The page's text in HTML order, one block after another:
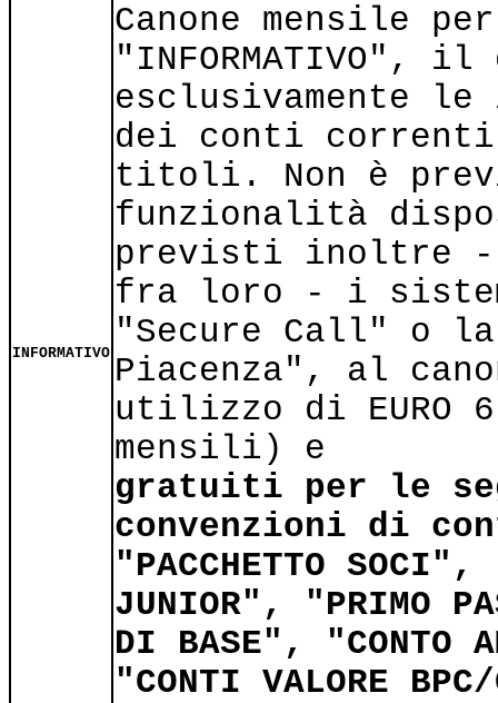
INFORMATIVO
Canone mensile
"INFORMATIVO",
esclusivamente
dei conti
titoli. Non è
funzionalità
previsti inoltre -
fra loro - i
"Secure Call" o
Piacenza", al
utilizzo di EURO
mensili) e
gratuiti per le
convenzioni di
"PACCHETTO SOCI",
JUNIOR", "PRIMO
DI BASE", "CONTO
"CONTI VALORE